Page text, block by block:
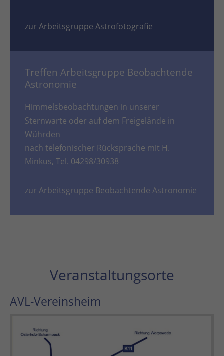
zur Arbeitsgruppe Astrofotografie
Treffen Arbeitsgruppe Beobachtende
Astronomie
Himmelsbeobachtungen in unserer
Sternwarte oder auf dem Freigelände in
Wührden
nach telefonischer Rücksprache mit H.
Minkus, Tel. 04298/30938
zur Arbeitsgruppe Beobachtende Astronomie
Veranstaltungsorte
AVL-Vereinsheim